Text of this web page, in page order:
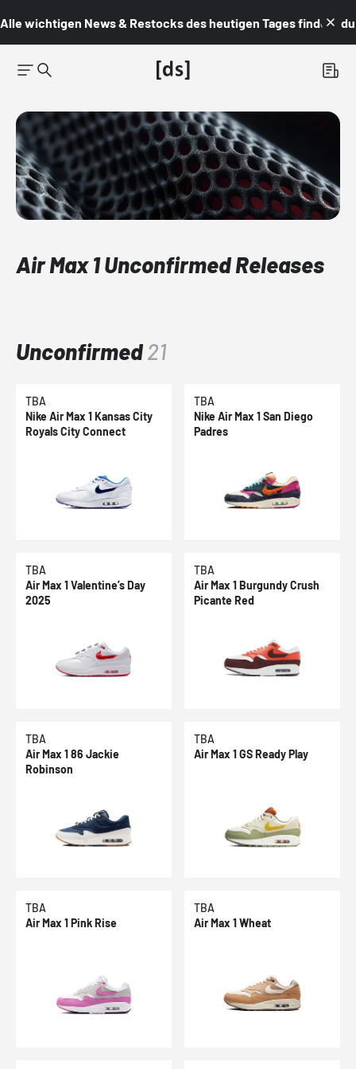
Alle wichtigen News & Restocks des heutigen Tages findest du
Air Max 1 Unconfirmed Releases
Unconfirmed21
TBA
Nike Air Max 1 Kansas City
Royals City Connect
TBA
Nike Air Max 1 San Diego
Padres
TBA
Air Max 1 Valentine’s Day
2025
TBA
Air Max 1 Burgundy Crush
Picante Red
TBA
Air Max 1 86 Jackie
Robinson
TBA
Air Max 1 GS Ready Play
TBA
Air Max 1 Pink Rise
TBA
Air Max 1 Wheat